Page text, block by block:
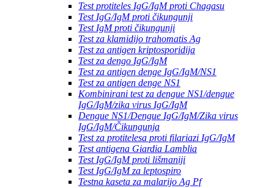
Test protiteles IgG/IgM proti Chagasu
Test IgG/IgM proti čikungunji
Test IgM proti čikungunji
Test za klamidijo trahomatis Ag
Test za antigen kriptosporidija
Test za dengo IgG/IgM
Test za antigen denge IgG/IgM/NS1
Test za antigen denge NS1
Kombinirani test za dengue NS1/dengue
IgG/IgM/zika virus IgG/IgM
Dengue NS1/Dengue IgG/IgM/Zika virus
IgG/IgM/Čikungunja
Test za protitelesa proti filariazi IgG/IgM
Test antigena Giardia Lamblia
Test IgG/IgM proti lišmaniji
Test IgG/IgM za leptospiro
Testna kaseta za malarijo Ag Pf